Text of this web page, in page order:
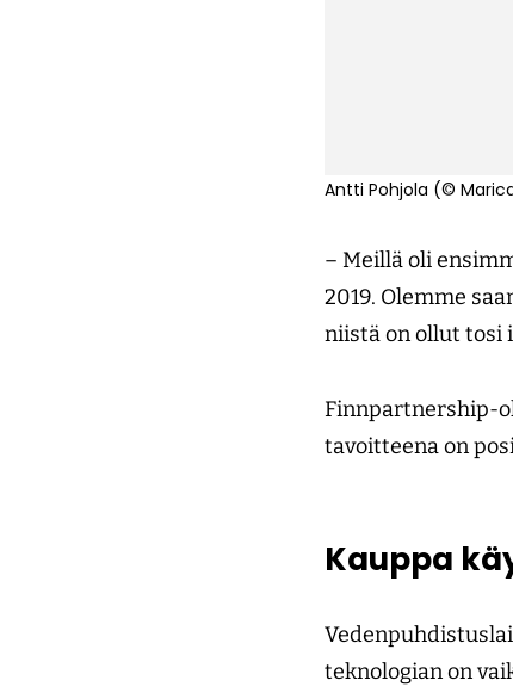
Antti Pohjola (©
– Meillä oli
2019. Olemme
niistä on ollut tosi
Finnpartnership-
tavoitteena on
Kauppa
teknologian on